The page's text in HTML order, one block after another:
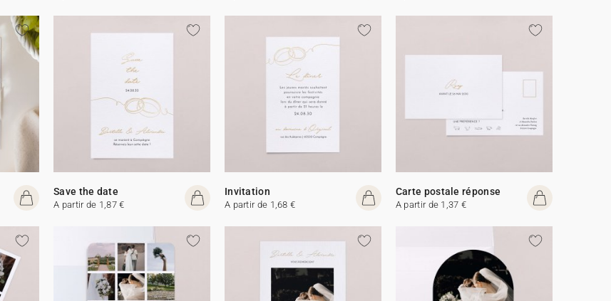
Save the date
A partir de 1,87 €
Invitation
A partir de 1,68 €
Carte postale réponse
A partir de 1,37 €